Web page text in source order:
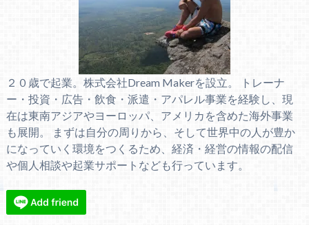
２０歳で起業。株式会社Dream Makerを設立。 トレーナ
ー・投資・広告・飲食・派遣・アパレル事業を経験し、現
在は東南アジアやヨーロッパ、アメリカを含めた海外事業
も展開。 まずは自分の周りから、そして世界中の人が豊か
になっていく環境をつくるため、経済・経営の情報の配信
や個人相談や起業サポートなども行っています。